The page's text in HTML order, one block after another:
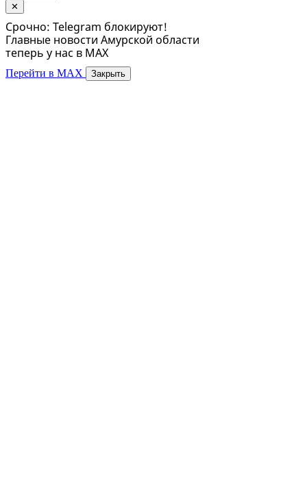
✕
Срочно: Telegram блокируют!
Главные новости Амурской области
теперь у нас в MAX
Перейти в MAX Закрыть